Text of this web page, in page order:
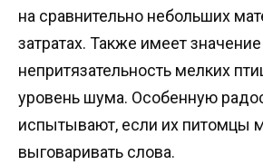
на сравнительно небольших
затратах. Также имеет значение
непритязательность мелких
уровень шума. Особенную
испытывают, если их питомцы
выговаривать слова.